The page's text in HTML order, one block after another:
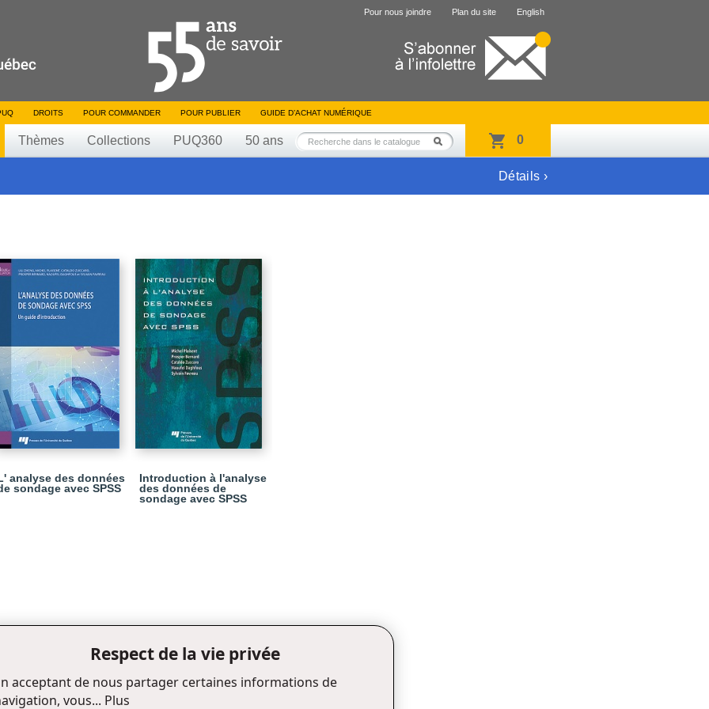
Pour nous joindre Plan du site English
DROITS POUR COMMANDER POUR PUBLIER GUIDE D’ACHAT NUMÉRIQUE
Thèmes Collections PUQ360 50 ans 0
Détails ›
analyse des données
sondage avec SPSS
Introduction à l'analyse
des données de
sondage avec SPSS
Respect de la vie privée
acceptant de nous partager certaines informations de
vous... Plus